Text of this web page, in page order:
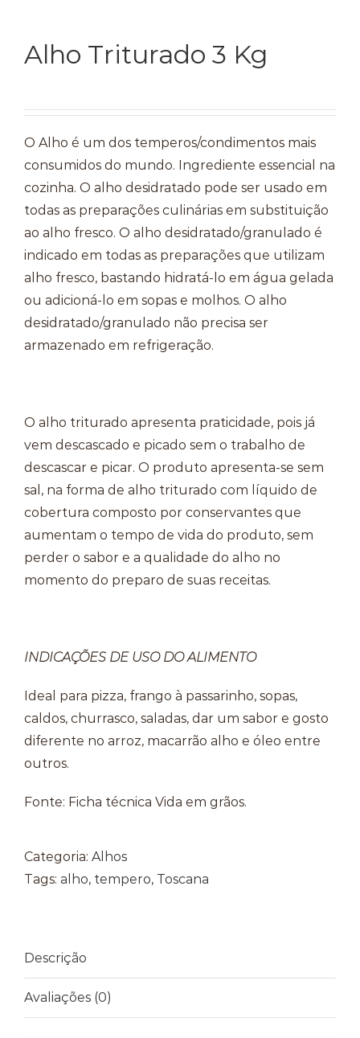
Verduras
Alho Triturado 3 Kg
O Alho é um dos temperos/condimentos mais
consumidos do mundo. Ingrediente essencial na
cozinha. O alho desidratado pode ser usado em
todas as preparações culinárias em substituição
ao alho fresco. O alho desidratado/granulado é
indicado em todas as preparações que utilizam
alho fresco, bastando hidratá-lo em água gelada
ou adicioná-lo em sopas e molhos. O alho
desidratado/granulado não precisa ser
armazenado em refrigeração.
O alho triturado apresenta praticidade, pois já
vem descascado e picado sem o trabalho de
descascar e picar. O produto apresenta-se sem
sal, na forma de alho triturado com líquido de
cobertura composto por conservantes que
aumentam o tempo de vida do produto, sem
perder o sabor e a qualidade do alho no
momento do preparo de suas receitas.
INDICAÇÕES DE USO DO ALIMENTO
Ideal para pizza, frango à passarinho, sopas,
caldos, churrasco, saladas, dar um sabor e gosto
diferente no arroz, macarrão alho e óleo entre
outros.
Fonte: Ficha técnica Vida em grãos.
Categoria: Alhos
Tags: alho, tempero, Toscana
Descrição
Avaliações (0)